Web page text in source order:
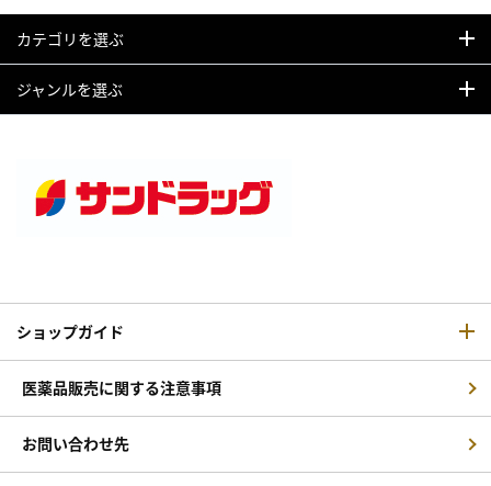
カテゴリを選ぶ
ジャンルを選ぶ
ショップガイド
医薬品販売に関する注意事項
お問い合わせ先